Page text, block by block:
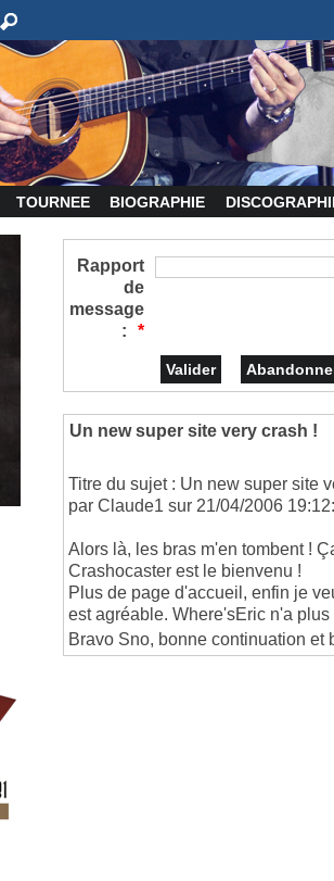
TOURNEE BIOGRAPHIE
Rapport
de
message
:
*
Un new super site very crash !
Titre du sujet : Un new super site
par Claude1 sur 21/04/2006
Alors là, les bras m'en tombent !
Crashocaster est le bienvenu !
Plus de page d'accueil, enfin je
est agréable. Where'sEric n'a
Bravo Sno, bonne continuation et